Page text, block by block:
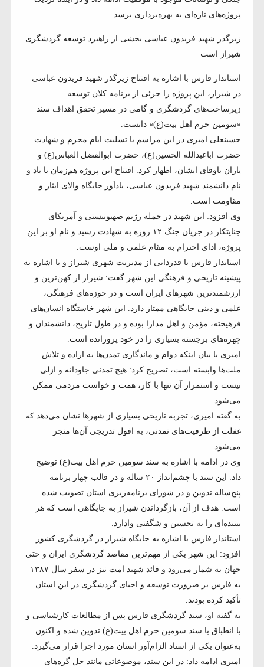
پروژه‌های تازه‌ای به بهره‌برداری برسد.
زیرگذر شهید فریدون عباسی بخشی از راهبرد توسعه گردشگری
شیراز است
استاندار فارس با اشاره به افتتاح زیرگذر شهید فریدون عباسی
در شیراز، این پروژه را جزئی از برنامه کلان توسعه
زیرساخت‌های گردشگری و گامی در مسیر تحقق اهداف سند
«سومین حرم اهل بیت(ع)» دانست.
حسینعلی امیری در این مراسم با تسلیت ایام محرم و شهادت
حضرت اباعبدالله‌ الحسین(ع)، حضرت ابوالفضل العباس(ع) و
یاران باوفای ایشان، اظهار کرد: افتتاح این پروژه هم‌زمان با یاد و
نام دانشمند شهید فریدون عباسی، یادآور جایگاه والای ایثار و
مقاومت است.
وی افزود: این شهید در حمله رژیم صهیونیستی و آمریکای
جنایتکار در جریان جنگ ۱۲ روزه به شهادت رسید و نام او بر این
پروژه، ادای احترام به مقام علمی و ملی اوست.
استاندار فارس با قدردانی از مدیریت شهری شیراز و با اشاره به
پیشینه تاریخی و فرهنگی این شهر گفت: شیراز از کهن‌ترین و
ارزشمندترین شهرهای ایران است و در حوزه‌های فرهنگی،
علمی و دینی جایگاهی ممتاز دارد. این شهر خاستگاه انسان‌های
فرهیخته، مؤمن و اهل مدارا بوده و در طول تاریخ، دانشمندان و
چهره‌های برجسته بسیاری را در خود پرورانده است.
امیری با بیان اینکه دوام و ماندگاری تمدن‌ها به اراده و تلاش
ملت‌ها وابسته است، تصریح کرد: هیچ تمدنی جاودانه و ازلی
نیست و استمرار آن تنها با کار، همت و خواست مردمی ممکن
می‌شود.
به گفته امیری، تجربه تاریخی بسیاری از شهرها نشان می‌دهد که
غفلت از ظرفیت‌های تمدنی، به افول تدریجی آن‌ها منجر
می‌شود.
وی در ادامه با اشاره به سند سومین حرم اهل بیت(ع) توضیح
داد: این سند با چشم‌انداز ۲۰ ساله و در قالب چهار برنامه
پنج‌ساله تدوین و در شورای برنامه‌ریزی استان تصویب شده
است. هدف از آن، بازگرداندن شیراز به جایگاهی است که هر
بیننده‌ای را به تحسین و شگفتی وادارد.
استاندار فارس با اشاره به جایگاه شیراز در گردشگری کشور
افزود: این شهر یکی از مهم‌ترین مقاصد گردشگری ایران و حتی
جهان به شمار می‌رود و قائد شهید امت نیز در سفر سال ۱۳۸۷
به فارس بر ضرورت توسعه و احیای گردشگری در این استان
تأکید کرده بودند.
به گفته او، سند گردشگری فارس پس از مطالعات کارشناسی و
با انطباق با سند سومین حرم اهل بیت(ع) تدوین شده و اکنون
به‌عنوان یکی از اسناد الزام‌آور استان مورد اجرا قرار می‌گیرد.
امیری ادامه داد: در این سند، موضوعاتی مانند حل گره‌های